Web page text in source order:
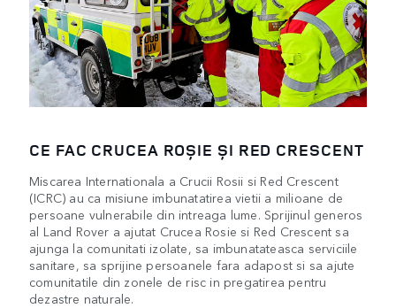
CE FAC CRUCEA ROȘIE ȘI RED CRESCENT
Miscarea Internationala a Crucii Rosii si Red Crescent
(ICRC) au ca misiune imbunatatirea vietii a milioane de
persoane vulnerabile din intreaga lume. Sprijinul generos
al Land Rover a ajutat Crucea Rosie si Red Crescent sa
ajunga la comunitati izolate, sa imbunatateasca serviciile
sanitare, sa sprijine persoanele fara adapost si sa ajute
comunitatile din zonele de risc in pregatirea pentru
dezastre naturale.